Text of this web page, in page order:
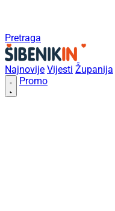
Pretraga
Najnovije Vijesti Županija
Promo